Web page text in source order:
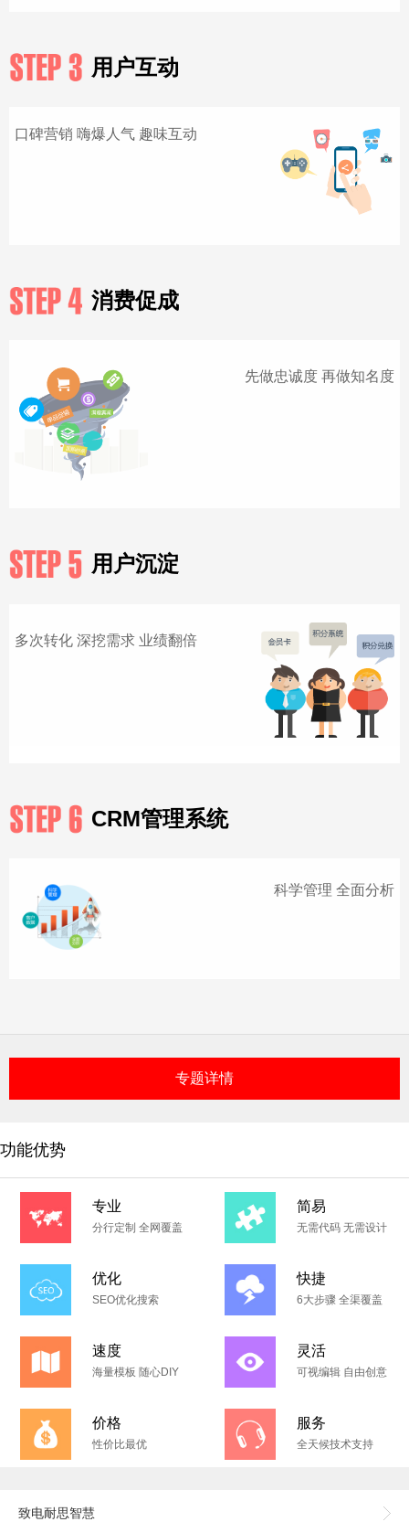
用户互动
口碑营销 嗨爆人气 趣味互动
消费促成
先做忠诚度 再做知名度
用户沉淀
多次转化 深挖需求 业绩翻倍
CRM管理系统
科学管理 全面分析
功能优势
专业
分行定制 全网覆盖
简易
无需代码 无需设计
优化
SEO优化搜索
快捷
6大步骤 全渠覆盖
速度
海量模板 随心DIY
灵活
可视编辑 自由创意
价格
性价比最优
服务
全天候技术支持
致电耐思智慧